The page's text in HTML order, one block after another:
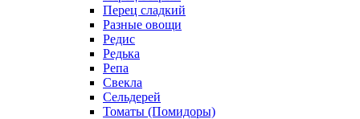
Перец сладкий
Разные овощи
Редис
Редька
Репа
Свекла
Сельдерей
Томаты (Помидоры)